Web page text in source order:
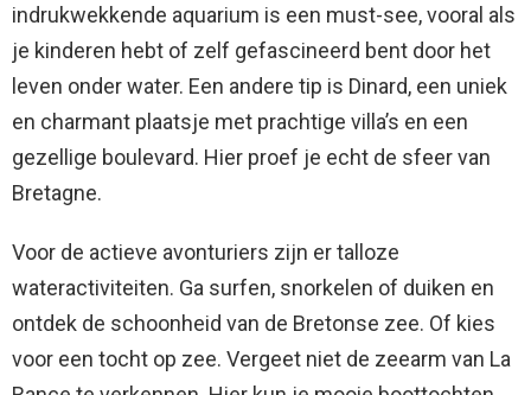
indrukwekkende aquarium is een must-see, vooral als
je kinderen hebt of zelf gefascineerd bent door het
leven onder water. Een andere tip is Dinard, een uniek
en charmant plaatsje met prachtige villa’s en een
gezellige boulevard. Hier proef je echt de sfeer van
Bretagne.
Voor de actieve avonturiers zijn er talloze
wateractiviteiten. Ga surfen, snorkelen of duiken en
ontdek de schoonheid van de Bretonse zee. Of kies
voor een tocht op zee. Vergeet niet de zeearm van La